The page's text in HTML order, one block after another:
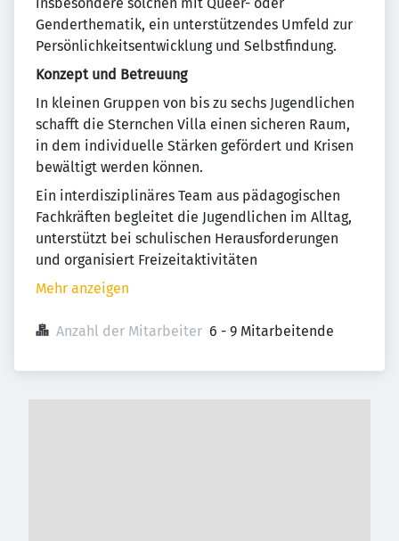
Genderthematik, ein unterstützendes Umfeld zur
Persönlichkeitsentwicklung und Selbstfindung. ​
Konzept und Betreuung
In kleinen Gruppen von bis zu sechs Jugendlichen
schafft die Sternchen Villa einen sicheren Raum,
in dem individuelle Stärken gefördert und Krisen
bewältigt werden können.
Ein interdisziplinäres Team aus pädagogischen
Fachkräften begleitet die Jugendlichen im Alltag,
unterstützt bei schulischen Herausforderungen
und organisiert Freizeitaktivitäten
Mehr anzeigen
Anzahl der Mitarbeiter 6 - 9 Mitarbeitende